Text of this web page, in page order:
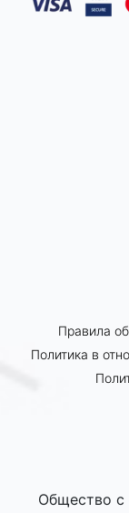
Правила
Политика в
Общество с